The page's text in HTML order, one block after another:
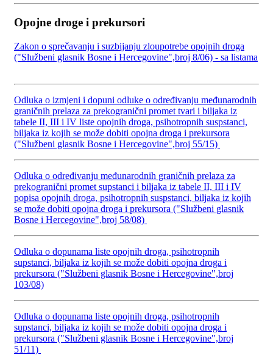
Opojne droge i prekursori
Zakon o sprečavanju i suzbijanju zloupotrebe opojnih droga
("Službeni glasnik Bosne i Hercegovine",broj 8/06) - sa listama
Odluka o izmjeni i dopuni odluke o određivanju međunarodnih
graničnih prelaza za prekogranični promet tvari i biljaka iz
tabele II, III i IV liste opojnih droga, psihotropnih suspstanci,
biljaka iz kojih se može dobiti opojna droga i prekursora
("Službeni glasnik Bosne i Hercegovine",broj 55/15)
Odluka o određivanju međunarodnih graničnih prelaza za
prekogranični promet supstanci i biljaka iz tabele II, III i IV
popisa opojnih droga, psihotropnih suspstanci, biljaka iz kojih
se može dobiti opojna droga i prekursora ("Službeni glasnik
Bosne i Hercegovine",broj 58/08)
Odluka o dopunama liste opojnih droga, psihotropnih
supstanci, biljaka iz kojih se može dobiti opojna droga i
prekursora ("Službeni glasnik Bosne i Hercegovine",broj
103/08)
Odluka o dopunama liste opojnih droga, psihotropnih
supstanci, biljaka iz kojih se može dobiti opojna droga i
prekursora ("Službeni glasnik Bosne i Hercegovine",broj
51/11)